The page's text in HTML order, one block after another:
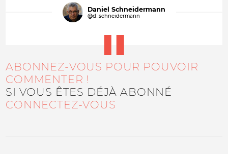
Daniel Schneidermann
@d_schneidermann
ABONNEZ-VOUS POUR POUVOIR
COMMENTER !
SI VOUS ÊTES DÉJÀ ABONNÉ
CONNECTEZ-VOUS